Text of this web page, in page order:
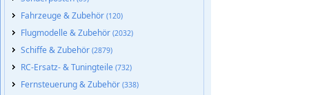
Fahrzeuge & Zubehör (120)
Flugmodelle & Zubehör (2032)
Schiffe & Zubehör (2879)
RC-Ersatz- & Tuningteile (732)
Fernsteuerung & Zubehör (338)